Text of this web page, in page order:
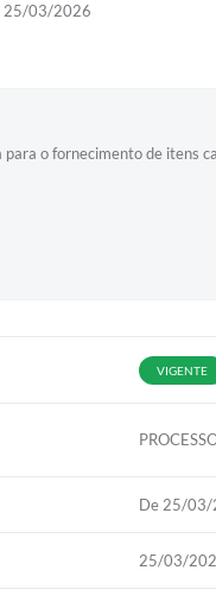
25/03/2026
o fornecimento de itens
VIGENTE
De 25/
25/03/